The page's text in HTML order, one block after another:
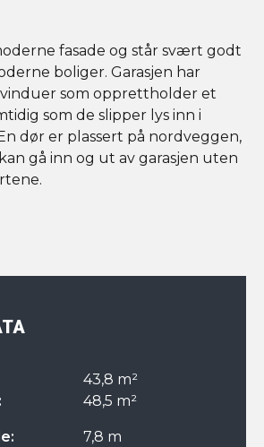
fasade og står svært godt
boliger. Garasjen har
som opprettholder et
som de slipper lys inn i
dør er plassert på nordveggen,
gå inn og ut av garasjen uten
43,8 m²
48,5 m²
7,8 m